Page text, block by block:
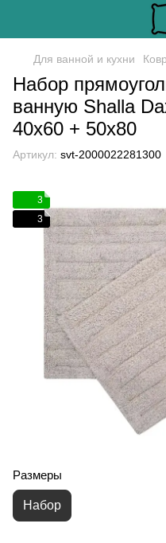
Для ванной и кухни
Набор
ванную Shalla
40х60 + 50х80
Артикул: svt-2000022281300
3
3
Размеры
Набор